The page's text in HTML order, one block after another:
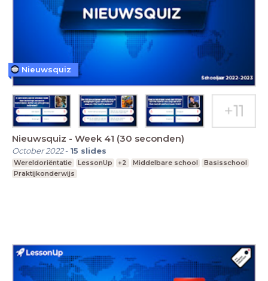
Nieuwsquiz - Week 41 (30 seconden)
October 2022- 15 slides
Wereldoriëntatie LessonUp +2 Middelbare school
Basisschool
Praktijkonderwijs
Nieuwsquiz